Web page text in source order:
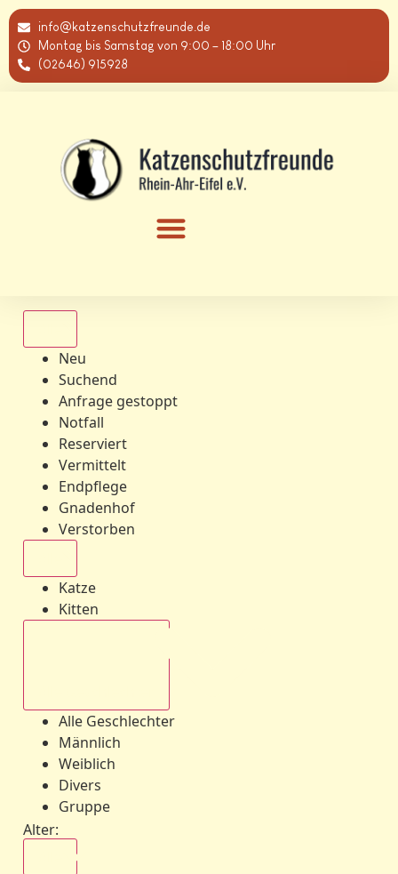
info@katzenschutzfreunde.de
Montag bis Samstag von 9:00 – 18:00 Uhr
(02646) 915928
Neu
Suchend
Anfrage gestoppt
Notfall
Reserviert
Vermittelt
Endpflege
Gnadenhof
Verstorben
Katze
Kitten
Alle Geschlechter
Männlich
Weiblich
Divers
Gruppe
Alter: